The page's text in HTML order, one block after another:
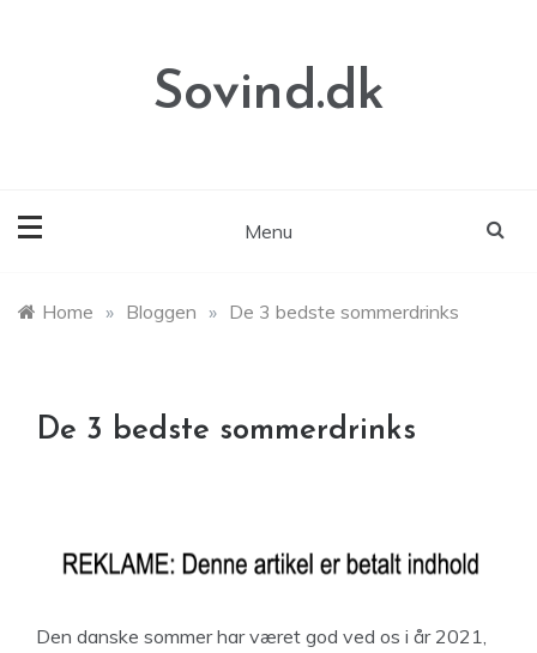
Sovind.dk
Menu
Home » Bloggen » De 3 bedste sommerdrinks
De 3 bedste sommerdrinks
Den danske sommer har været god ved os i år 2021,